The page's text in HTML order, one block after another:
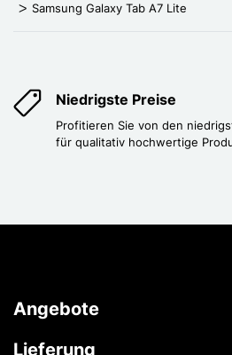
Samsung Galaxy Tab A7 Lite
Niedrigste Preise
Profitieren Sie von den
für qualitativ hochwertige
Angebote
Lieferung